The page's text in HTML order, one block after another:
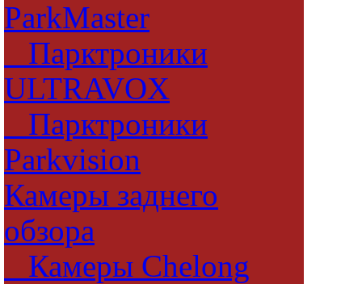
ParkMaster
Парктроники
ULTRAVOX
Парктроники
Parkvision
Камеры заднего
обзора
Камеры Chelong